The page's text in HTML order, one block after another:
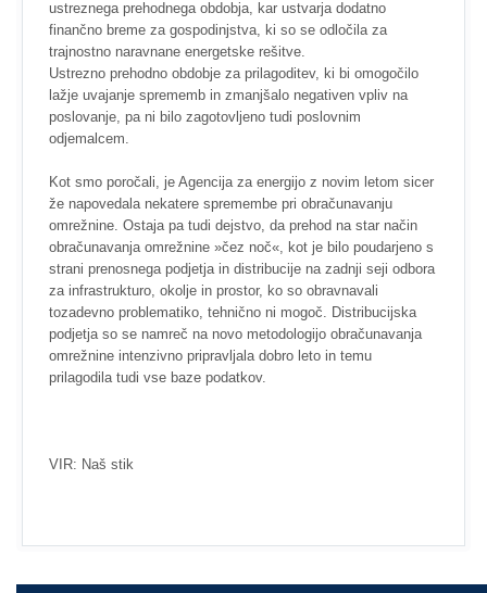
ustreznega prehodnega obdobja, kar ustvarja dodatno
finančno breme za gospodinjstva, ki so se odločila za
trajnostno naravnane energetske rešitve.
Ustrezno prehodno obdobje za prilagoditev, ki bi omogočilo
lažje uvajanje sprememb in zmanjšalo negativen vpliv na
poslovanje, pa ni bilo zagotovljeno tudi poslovnim
odjemalcem.
Kot smo poročali, je Agencija za energijo z novim letom sicer
že napovedala nekatere spremembe pri obračunavanju
omrežnine. Ostaja pa tudi dejstvo, da prehod na star način
obračunavanja omrežnine »čez noč«, kot je bilo poudarjeno s
strani prenosnega podjetja in distribucije na zadnji seji odbora
za infrastrukturo, okolje in prostor, ko so obravnavali
tozadevno problematiko, tehnično ni mogoč. Distribucijska
podjetja so se namreč na novo metodologijo obračunavanja
omrežnine intenzivno pripravljala dobro leto in temu
prilagodila tudi vse baze podatkov.
VIR: Naš stik